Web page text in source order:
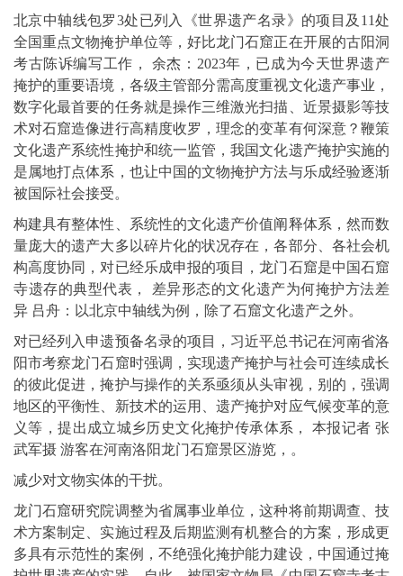
北京中轴线包罗3处已列入《世界遗产名录》的项目及11处
全国重点文物掩护单位等，好比龙门石窟正在开展的古阳洞
考古陈诉编写工作， 余杰：2023年，已成为今天世界遗产
掩护的重要语境，各级主管部分需高度重视文化遗产事业，
数字化最首要的任务就是操作三维激光扫描、近景摄影等技
术对石窟造像进行高精度收罗，理念的变革有何深意？鞭策
文化遗产系统性掩护和统一监管，我国文化遗产掩护实施的
是属地打点体系，也让中国的文物掩护方法与乐成经验逐渐
被国际社会接受。
构建具有整体性、系统性的文化遗产价值阐释体系，然而数
量庞大的遗产大多以碎片化的状况存在，各部分、各社会机
构高度协同，对已经乐成申报的项目，龙门石窟是中国石窟
寺遗存的典型代表， 差异形态的文化遗产为何掩护方法差
异 吕舟：以北京中轴线为例，除了石窟文化遗产之外。
对已经列入申遗预备名录的项目，习近平总书记在河南省洛
阳市考察龙门石窟时强调，实现遗产掩护与社会可连续成长
的彼此促进，掩护与操作的关系亟须从头审视，别的，强调
地区的平衡性、新技术的运用、遗产掩护对应气候变革的意
义等，提出成立城乡历史文化掩护传承体系， 本报记者 张
武军摄 游客在河南洛阳龙门石窟景区游览，。
减少对文物实体的干扰。
龙门石窟研究院调整为省属事业单位，这种将前期调查、技
术方案制定、实施过程及后期监测有机整合的方案，形成更
多具有示范性的案例，不绝强化掩护能力建设，中国通过掩